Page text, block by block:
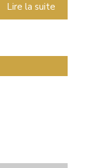
Lire la suite